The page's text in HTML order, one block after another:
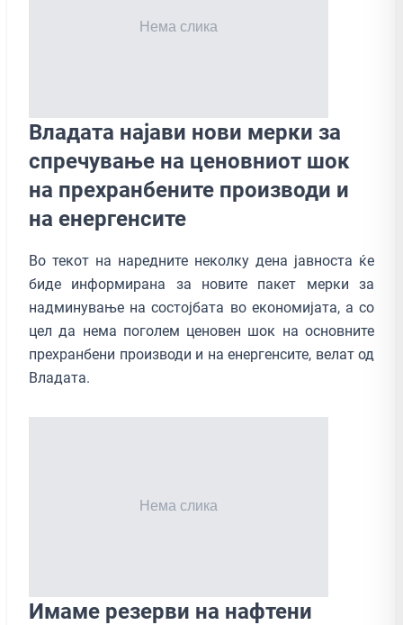
Владата најави нови мерки за
спречување на ценовниот шок
на прехранбените производи и
на енергенсите
Во текот на наредните неколку дена јавноста ќе
биде информирана за новите пакет мерки за
надминување на состојбата во економијата, а со
цел да нема поголем ценовен шок на основните
прехранбени производи и на енергенсите, велат од
Владата.
Имаме резерви на нафтени